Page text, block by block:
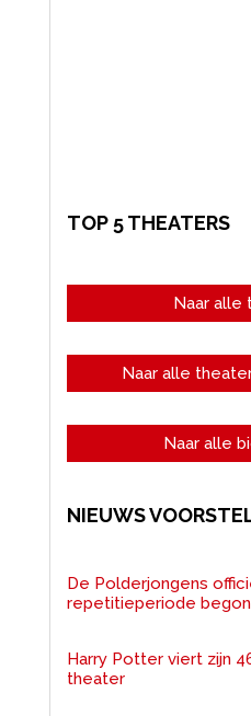
TOP 5 THEATERS
Naar alle
Naar alle
Naar alle
NIEUWS
De Polderjongens
repetitieperiode
Harry Potter viert zijn
theater